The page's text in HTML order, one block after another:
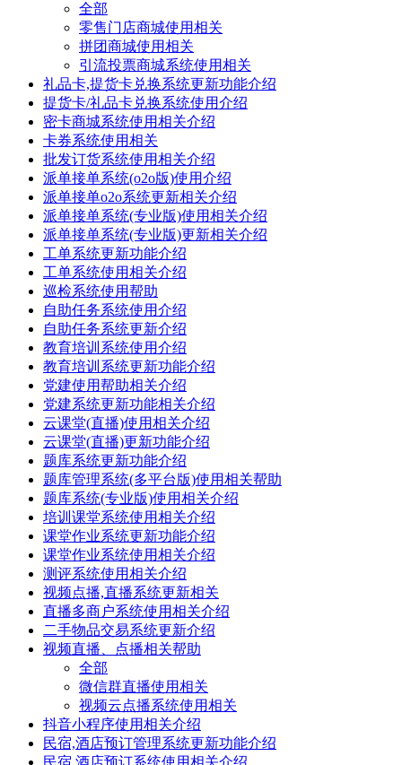
全部
零售门店商城使用相关
拼团商城使用相关
引流投票商城系统使用相关
礼品卡,提货卡兑换系统更新功能介绍
提货卡/礼品卡兑换系统使用介绍
密卡商城系统使用相关介绍
卡券系统使用相关
批发订货系统使用相关介绍
派单接单系统(o2o版)使用介绍
派单接单o2o系统更新相关介绍
派单接单系统(专业版)使用相关介绍
派单接单系统(专业版)更新相关介绍
工单系统更新功能介绍
工单系统使用相关介绍
巡检系统使用帮助
自助任务系统使用介绍
自助任务系统更新介绍
教育培训系统使用介绍
教育培训系统更新功能介绍
党建使用帮助相关介绍
党建系统更新功能相关介绍
云课堂(直播)使用相关介绍
云课堂(直播)更新功能介绍
题库系统更新功能介绍
题库管理系统(多平台版)使用相关帮助
题库系统(专业版)使用相关介绍
培训课堂系统使用相关介绍
课堂作业系统更新功能介绍
课堂作业系统使用相关介绍
测评系统使用相关介绍
视频点播,直播系统更新相关
直播多商户系统使用相关介绍
二手物品交易系统更新介绍
视频直播、点播相关帮助
全部
微信群直播使用相关
视频云点播系统使用相关
抖音小程序使用相关介绍
民宿,酒店预订管理系统更新功能介绍